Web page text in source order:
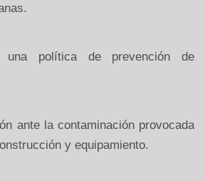
política de prevención de
ante la contaminación provocada
y equipamiento.